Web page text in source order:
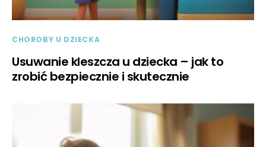
CHOROBY U DZIECKA
Usuwanie kleszcza u dziecka – jak to
zrobić bezpiecznie i skutecznie